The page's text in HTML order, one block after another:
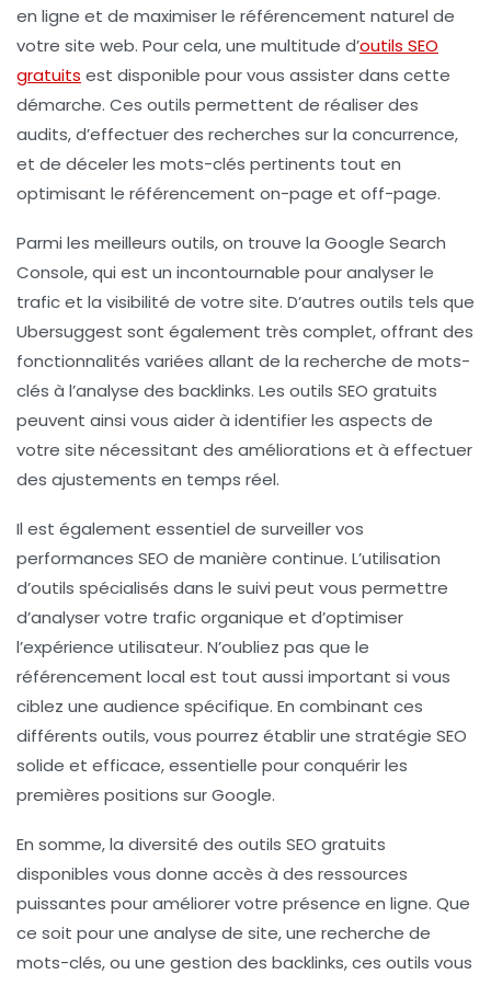
en ligne et de maximiser le référencement naturel de
votre site web. Pour cela, une multitude d’outils SEO
gratuits est disponible pour vous assister dans cette
démarche. Ces outils permettent de réaliser des
audits, d’effectuer des recherches sur la concurrence,
et de déceler les mots-clés pertinents tout en
optimisant le référencement on-page et off-page.
Parmi les meilleurs outils, on trouve la Google Search
Console, qui est un incontournable pour analyser le
trafic et la visibilité de votre site. D’autres outils tels que
Ubersuggest sont également très complet, offrant des
fonctionnalités variées allant de la recherche de mots-
clés à l’analyse des backlinks. Les outils SEO gratuits
peuvent ainsi vous aider à identifier les aspects de
votre site nécessitant des améliorations et à effectuer
des ajustements en temps réel.
Il est également essentiel de surveiller vos
performances SEO de manière continue. L’utilisation
d’outils spécialisés dans le suivi peut vous permettre
d’analyser votre trafic organique et d’optimiser
l’expérience utilisateur. N’oubliez pas que le
référencement local est tout aussi important si vous
ciblez une audience spécifique. En combinant ces
différents outils, vous pourrez établir une stratégie SEO
solide et efficace, essentielle pour conquérir les
premières positions surGoogle.
En somme, la diversité des outils SEO gratuits
disponibles vous donne accès à des ressources
puissantes pour améliorer votre présence en ligne. Que
ce soit pour une analyse de site, une recherche de
mots-clés, ou une gestion des backlinks, ces outils vous